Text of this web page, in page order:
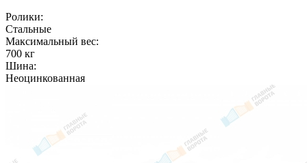
Ролики:
Стальные
Максимальный вес:
700 кг
Шина:
Неоцинкованная